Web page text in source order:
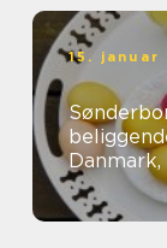
15. januar
populært